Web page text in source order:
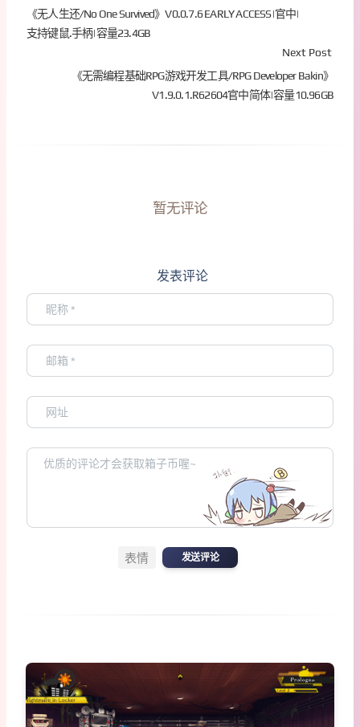
《无人生还/No One Survived》V0.0.7.6 EARLY ACCESS|官中|
支持键鼠.手柄|容量23.4GB
Next Post
《无需编程基础RPG游戏开发工具/RPG Developer Bakin》
V1.9.0.1.R62604官中简体|容量10.96GB
暂无评论
发表评论
表情 发送评论